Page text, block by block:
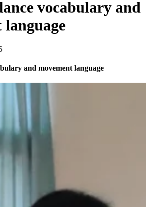
vocabulary and
language
and movement language